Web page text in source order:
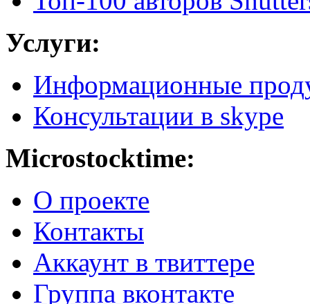
Услуги:
Информационные
Консультации в skype
Microstocktime:
О проекте
Контакты
Аккаунт в твиттере
Группа вконтакте